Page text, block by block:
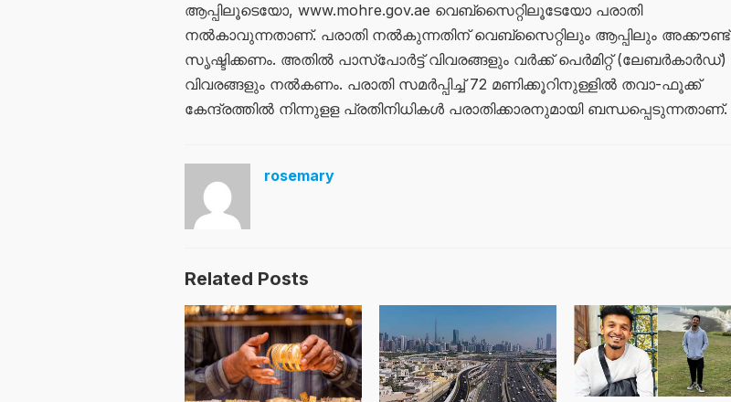
ആപ്പിലൂടെയോ, www.mohre.gov.ae വെബ്സൈറ്റിലൂടേയോ പരാതി
നൽകാവുന്നതാണ്. പരാതി നൽകുന്നതിന് വെബ്സൈറ്റിലും ആപ്പിലും അക്കൗണ്ട്
സൃഷ്ടിക്കണം. അതിൽ പാസ്പോർട്ട് വിവരങ്ങളും വർക്ക് പെർമിറ്റ് (ലേബർകാർഡ്)
വിവരങ്ങളും നൽകണം. പരാതി സമർപ്പിച്ച് 72 മണിക്കൂറിനുള്ളിൽ തവാ-ഫൂക്ക്
കേന്ദ്രത്തിൽ നിന്നുളള പ്രതിനിധികൾ പരാതിക്കാരനുമായി ബന്ധപ്പെടുന്നതാണ്.
rosemary
Related Posts